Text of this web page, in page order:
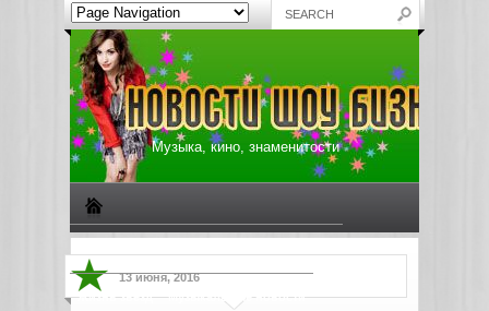
Музыка, кино, знаменитости
Жизнь звезд Музыкальные новости
13 июня, 2016